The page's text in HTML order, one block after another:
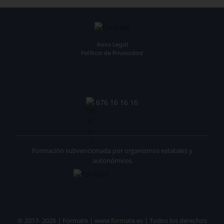
Aviso Legal
Política de Privacidad
676 16 16 16
© 2017- 2026 | Fórmate | www.formate.es | Todos los derechos
Formación subvencionada por organismos estatales y
autonómicos